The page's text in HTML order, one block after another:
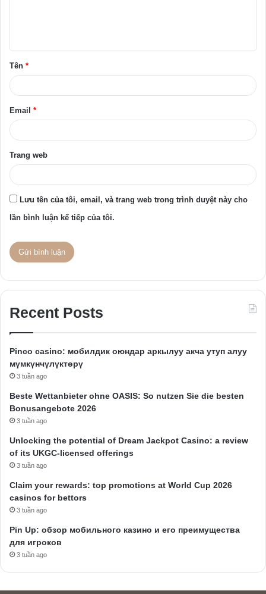
ậ
n
Tên *
Email *
Trang web
Lưu tên của tôi, email, và trang web trong trình duyệt này cho
lần bình luận kế tiếp của tôi.
Recent Posts
Pinco casino: мобилдик оюндар аркылуу акча утуп алуу
мүмкүнчүлүктөрү
3 tuần ago
Beste Wettanbieter ohne OASIS: So nutzen Sie die besten
Bonusangebote 2026
3 tuần ago
Unlocking the potential of Dream Jackpot Casino: a review
of its UKGC-licensed offerings
3 tuần ago
Claim your rewards: top promotions at World Cup 2026
casinos for bettors
3 tuần ago
Pin Up: обзор мобильного казино и его преимущества
для игроков
3 tuần ago